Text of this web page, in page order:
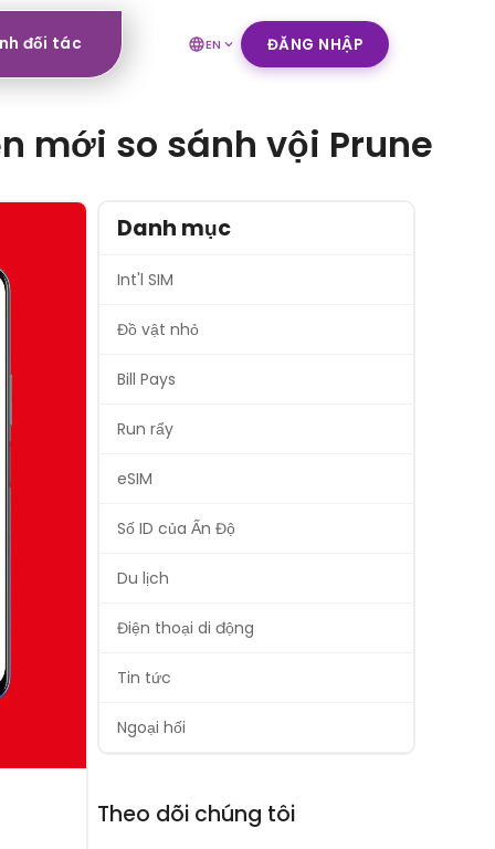
đối tác EN ĐĂNG NHẬP
mới so sánh vội Prune
Danh mục
Int'l SIM
Đồ vật nhỏ
Bill Pays
Run rẩy
eSIM
Số ID của Ấn Độ
Du lịch
Điện thoại di động
Tin tức
Ngoại hối
Theo dõi chúng tôi